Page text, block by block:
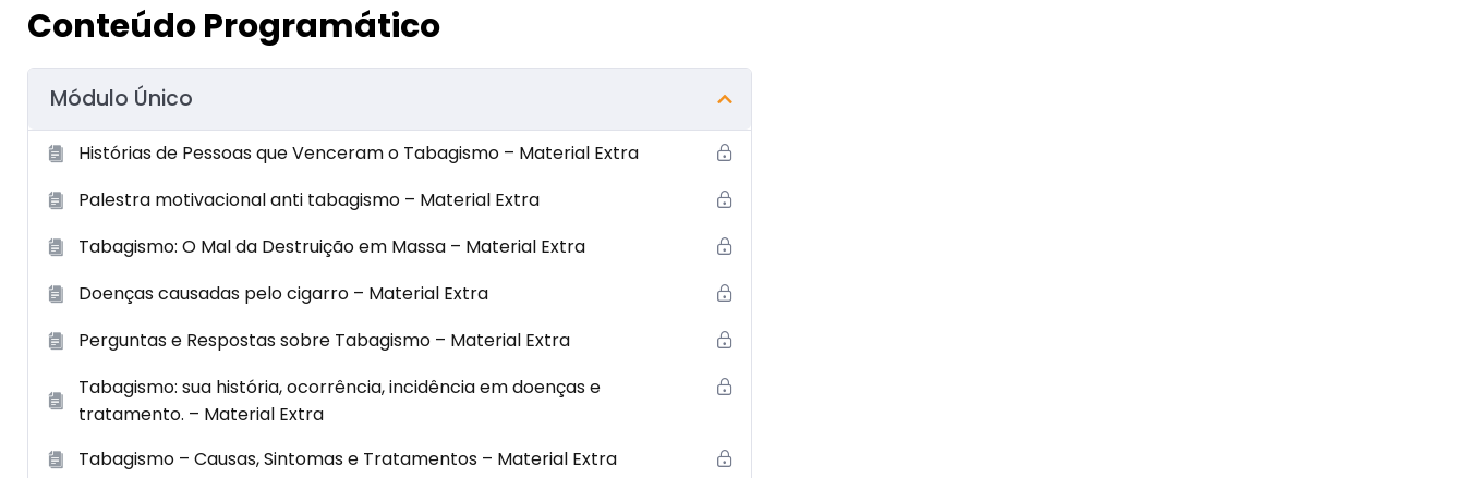
Conteúdo Programático
Módulo Único
Histórias de Pessoas que Venceram o Tabagismo – Material Extra
Palestra motivacional anti tabagismo – Material Extra
Tabagismo: O Mal da Destruição em Massa – Material Extra
Doenças causadas pelo cigarro – Material Extra
Perguntas e Respostas sobre Tabagismo – Material Extra
Tabagismo: sua história, ocorrência, incidência em doenças e
tratamento. – Material Extra
Tabagismo – Causas, Sintomas e Tratamentos – Material Extra